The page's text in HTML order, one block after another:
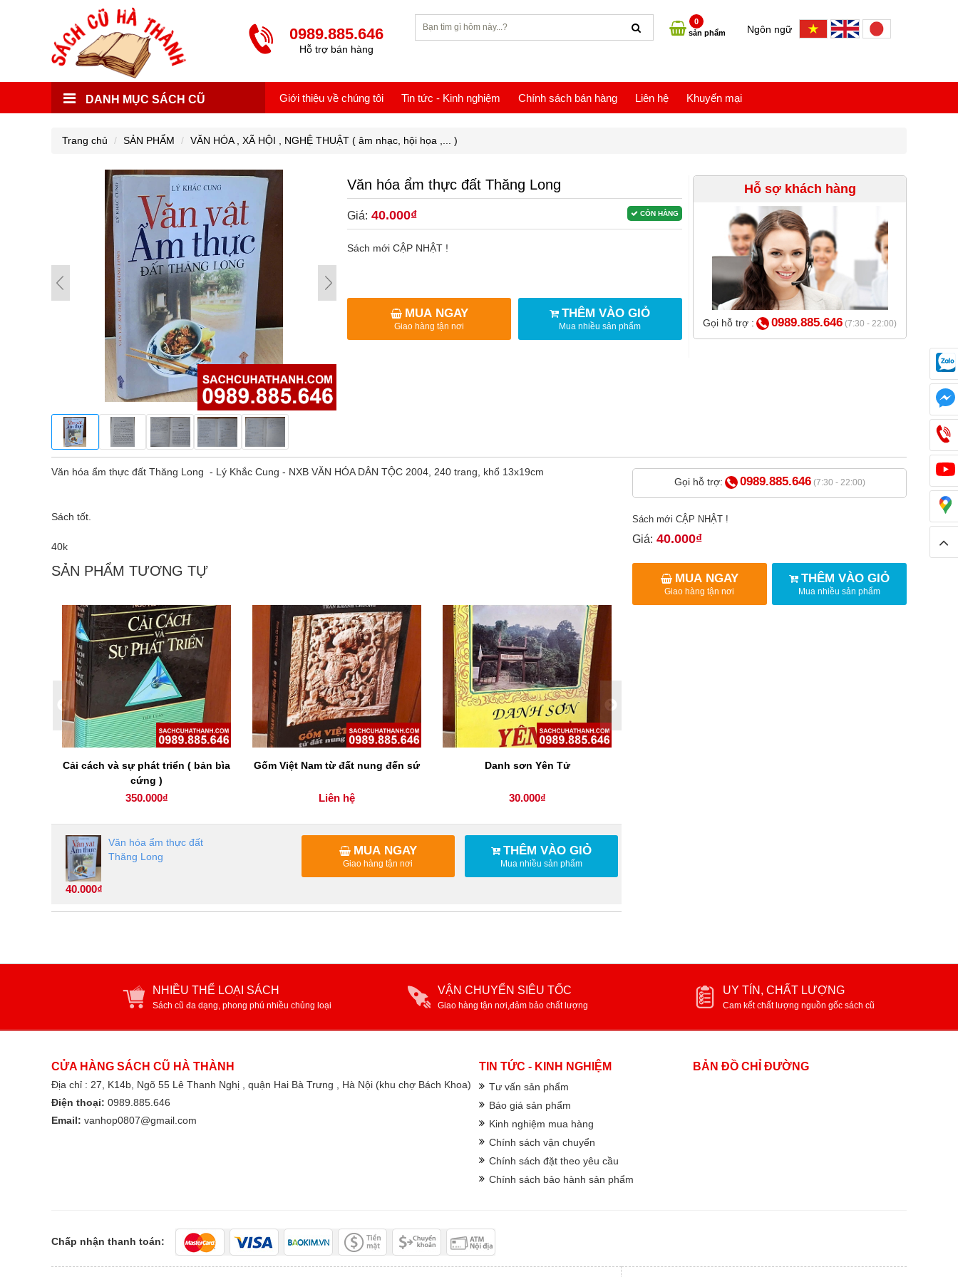
0989.885.646
Hỗ trợ bán hàng
0
sản phẩm
Ngôn ngữ
DANH MỤC SÁCH CŨ Giới thiệu về chúng tôi Tin tức - Kinh nghiệm Chính sách bán hàng Liên hệ Khuyến mại
Trang chủ SẢN PHẨM VĂN HÓA , XÃ HỘI , NGHỆ THUẬT ( âm nhạc, hội họa ,... )
Văn hóa ẩm thực đất Thăng Long
CÒN HÀNG
Giá: 40.000₫
Sách mới CẬP NHẬT !
MUA NGAY
Giao hàng tận nơi
THÊM VÀO GIỎ
Mua nhiều sản phẩm
Hỗ sợ khách hàng
Gọi hỗ trợ : 0989.885.646 (7:30 - 22:00)
Văn hóa ẩm thực đất Thăng Long - Lý Khắc Cung - NXB VĂN HÓA DÂN TỘC 2004, 240 trang, khổ 13x19cm
Sách tốt.
40k
SẢN PHẨM TƯƠNG TỰ
Cải cách và sự phát triển ( bản bìa
cứng )
350.000₫
Gốm Việt Nam từ đất nung đến sứ
Liên hệ
Danh sơn Yên Tử
30.000₫
Văn hóa ẩm thực đất
Thăng Long
40.000₫
THÊM VÀO GIỎ
Mua nhiều sản phẩm
MUA NGAY
Giao hàng tận nơi
Gọi hỗ trợ: 0989.885.646 (7:30 - 22:00)
Sách mới CẬP NHẬT !
Giá: 40.000₫
MUA NGAY
Giao hàng tận nơi
THÊM VÀO GIỎ
Mua nhiều sản phẩm
NHIỀU THỂ LOẠI SÁCH
Sách cũ đa dạng, phong phú nhiều chủng loại
VẬN CHUYỂN SIÊU TỐC
Giao hàng tận nơi,đảm bảo chất lượng
UY TÍN, CHẤT LƯỢNG
Cam kết chất lượng nguồn gốc sách cũ
CỬA HÀNG SÁCH CŨ HÀ THÀNH
Địa chỉ : 27, K14b, Ngõ 55 Lê Thanh Nghị , quận Hai Bà Trưng , Hà Nội (khu chợ Bách Khoa)
Điện thoại: 0989.885.646
Email: vanhop0807@gmail.com
TIN TỨC - KINH NGHIỆM
Tư vấn sản phẩm
Báo giá sản phẩm
Kinh nghiệm mua hàng
Chính sách vận chuyển
Chính sách đặt theo yêu cầu
Chính sách bảo hành sản phẩm
BẢN ĐỒ CHỈ ĐƯỜNG
Chấp nhận thanh toán: